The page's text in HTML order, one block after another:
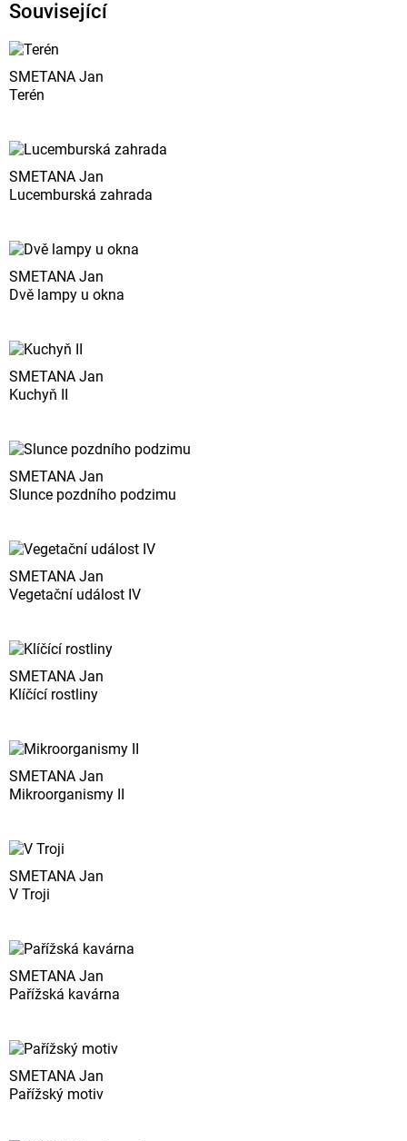
Související
SMETANA Jan
Terén
SMETANA Jan
Lucemburská zahrada
SMETANA Jan
Dvě lampy u okna
SMETANA Jan
Kuchyň II
SMETANA Jan
Slunce pozdního podzimu
SMETANA Jan
Vegetační událost IV
SMETANA Jan
Klíčící rostliny
SMETANA Jan
Mikroorganismy II
SMETANA Jan
V Troji
SMETANA Jan
Pařížská kavárna
SMETANA Jan
Pařížský motiv